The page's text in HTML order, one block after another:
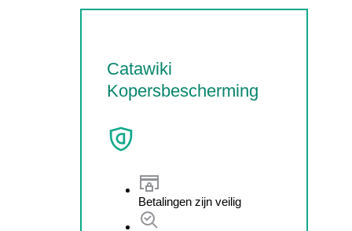
Catawiki
Kopersbescherming
Betalingen zijn veilig